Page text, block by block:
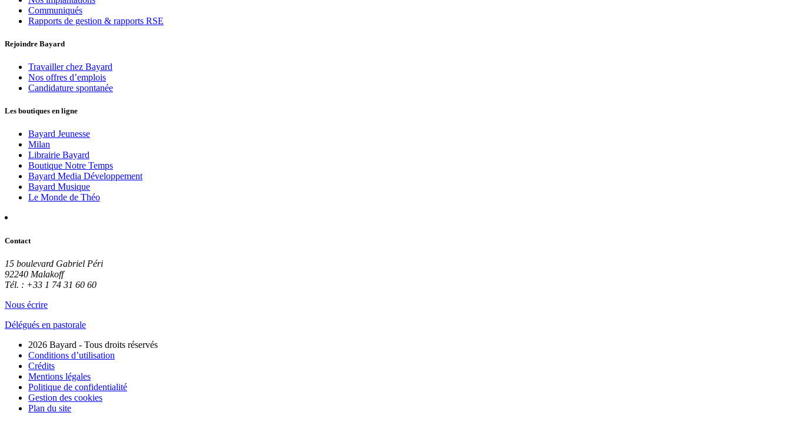
Communiqués
Rapports de gestion & rapports RSE
Rejoindre Bayard
Travailler chez Bayard
Nos offres d’emplois
Candidature spontanée
Les boutiques en ligne
Bayard Jeunesse
Milan
Librairie Bayard
Boutique Notre Temps
Bayard Media Développement
Bayard Musique
Le Monde de Théo
Contact
15 boulevard Gabriel Péri
92240 Malakoff
Tél. : +33 1 74 31 60 60
Nous écrire
Délégués en pastorale
2026 Bayard - Tous droits réservés
Conditions d’utilisation
Crédits
Mentions légales
Politique de confidentialité
Gestion des cookies
Plan du site